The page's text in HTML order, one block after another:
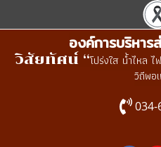
องค์การบริหา
วิสัยทัศน์ “โปร่งใส น้ำไหล
วิถีพอ
034-